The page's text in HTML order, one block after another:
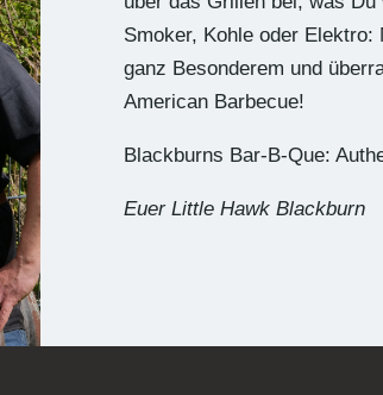
Smoker, Kohle oder
ganz Besonderem und
American Barbecue!
Blackburns Bar-B-Que:
Euer Little Hawk Blackburn